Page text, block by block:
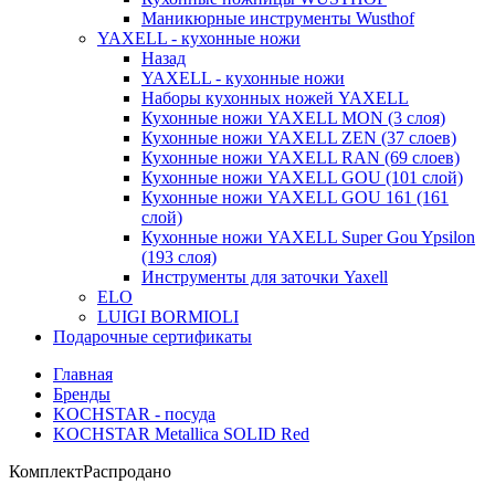
Маникюрные инструменты Wusthof
YAXELL - кухонные ножи
Назад
YAXELL - кухонные ножи
Наборы кухонных ножей YAXELL
Кухонные ножи YAXELL MON (3 слоя)
Кухонные ножи YAXELL ZEN (37 слоев)
Кухонные ножи YAXELL RAN (69 слоев)
Кухонные ножи YAXELL GOU (101 слой)
Кухонные ножи YAXELL GOU 161 (161
слой)
Кухонные ножи YAXELL Super Gou Ypsilon
(193 слоя)
Инструменты для заточки Yaxell
ELO
LUIGI BORMIOLI
Подарочные сертификаты
Главная
Бренды
KOCHSTAR - посуда
KOCHSTAR Metallica SOLID Red
КомплектРаспродано